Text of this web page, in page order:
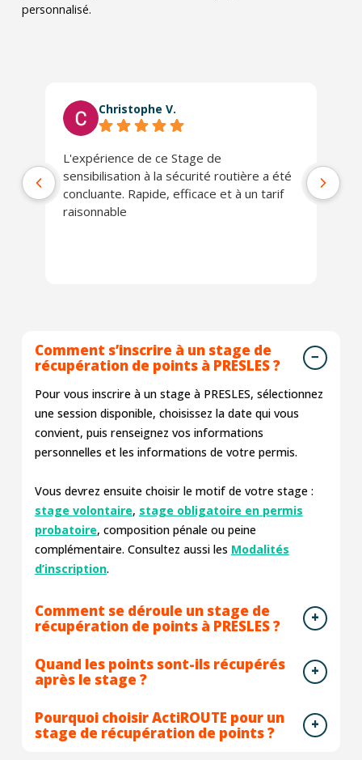
personnalisé.
Christophe V.
L'expérience de ce Stage de
sensibilisation à la sécurité routière a été
concluante. Rapide, efficace et à un tarif
raisonnable
Comment s’inscrire à un stage de
récupération de points à PRESLES ?
Pour vous inscrire à un stage à PRESLES, sélectionnez
une session disponible, choisissez la date qui vous
convient, puis renseignez vos informations
personnelles et les informations de votre permis.
Vous devrez ensuite choisir le motif de votre stage :
stage volontaire, stage obligatoire en permis
probatoire, composition pénale ou peine
complémentaire. Consultez aussi les Modalités
d’inscription.
Comment se déroule un stage de
récupération de points à PRESLES ?
Quand les points sont-ils récupérés
après le stage ?
Pourquoi choisir ActiROUTE pour un
stage de récupération de points ?